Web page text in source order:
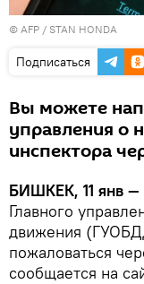
© AFP / STAN HONDA
Подписаться
Вы можете
управления о
инспектора
БИШКЕК, 11 янв —
Главного
движения
пожаловаться
сообщается на